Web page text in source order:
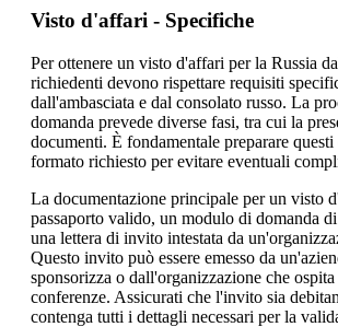
Visto d'affari - Specifiche
Per ottenere un visto d'affari per la Russia
richiedenti devono rispettare requisiti
dall'ambasciata e dal consolato russo. La
domanda prevede diverse fasi, tra cui la
documenti. È fondamentale preparare
formato richiesto per evitare eventuali
La documentazione principale per un visto
passaporto valido, un modulo di domanda
una lettera di invito intestata da
Questo invito può essere emesso da
sponsorizza o dall'organizzazione che
conferenze. Assicurati che l'invito sia
contenga tutti i dettagli necessari per la